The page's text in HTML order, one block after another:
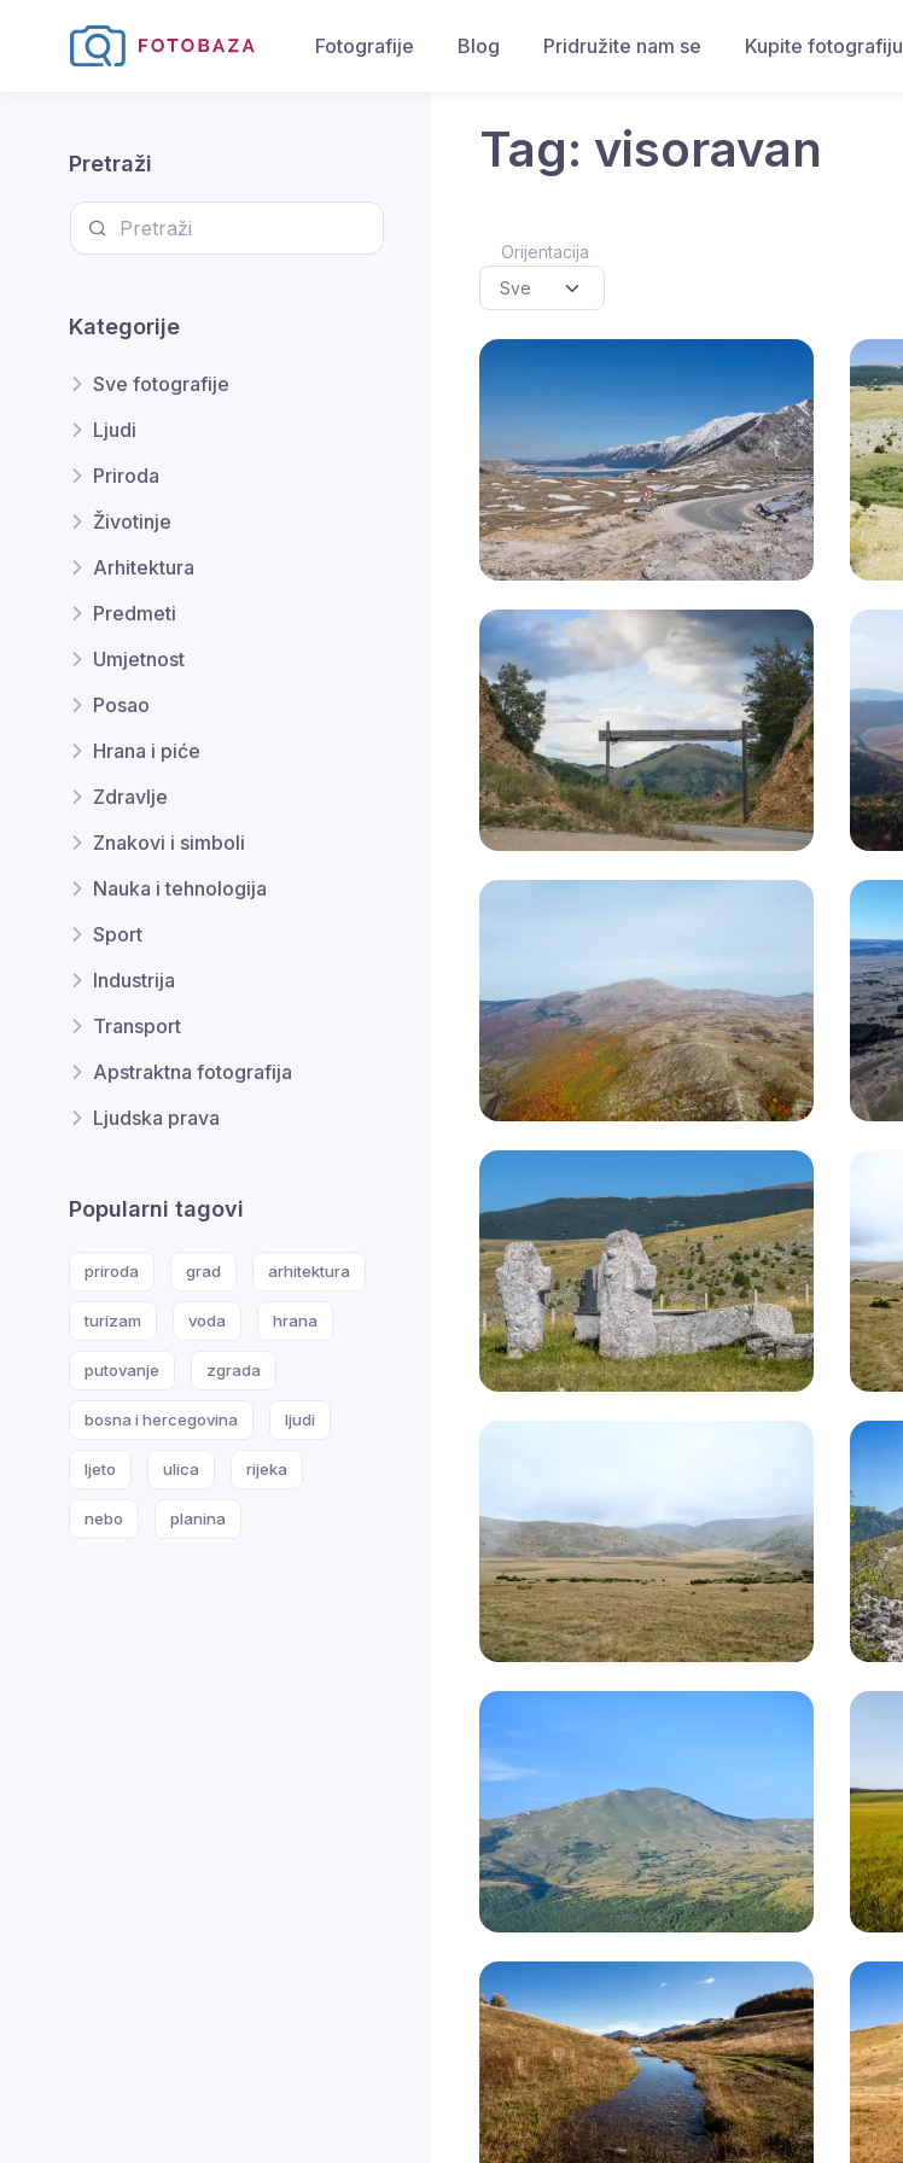
Fotografije Blog Pridružite nam se Kupite fotografiju
Pretraži
Kategorije
Sve fotografije
Ljudi
Priroda
Životinje
Arhitektura
Predmeti
Umjetnost
Posao
Hrana i piće
Zdravlje
Znakovi i simboli
Nauka i tehnologija
Sport
Industrija
Transport
Apstraktna fotografija
Ljudska prava
Popularni tagovi
priroda grad arhitektura
turizam voda hrana
putovanje zgrada
bosna i hercegovina ljudi
ljeto ulica rijeka
nebo planina
Tag: visoravan
Orijentacija